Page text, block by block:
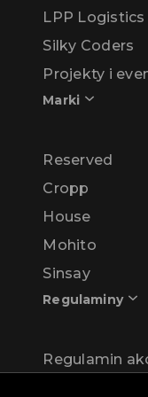
LPP Logistics
Silky Coders
Projekty i
Marki
Reserved
Cropp
House
Mohito
Sinsay
Regulaminy
Regulamin